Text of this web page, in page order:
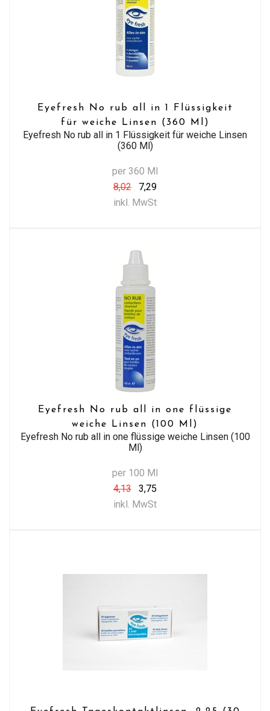
Eyefresh No rub all in 1 Flüssigkeit
für weiche Linsen (360 Ml)
Eyefresh No rub all in 1 Flüssigkeit für weiche Linsen
(360 Ml)
per 360 Ml
8,02
7,29
inkl. MwSt
Eyefresh No rub all in one flüssige
weiche Linsen (100 Ml)
Eyefresh No rub all in one flüssige weiche Linsen (100
Ml)
per 100 Ml
4,13
3,75
inkl. MwSt